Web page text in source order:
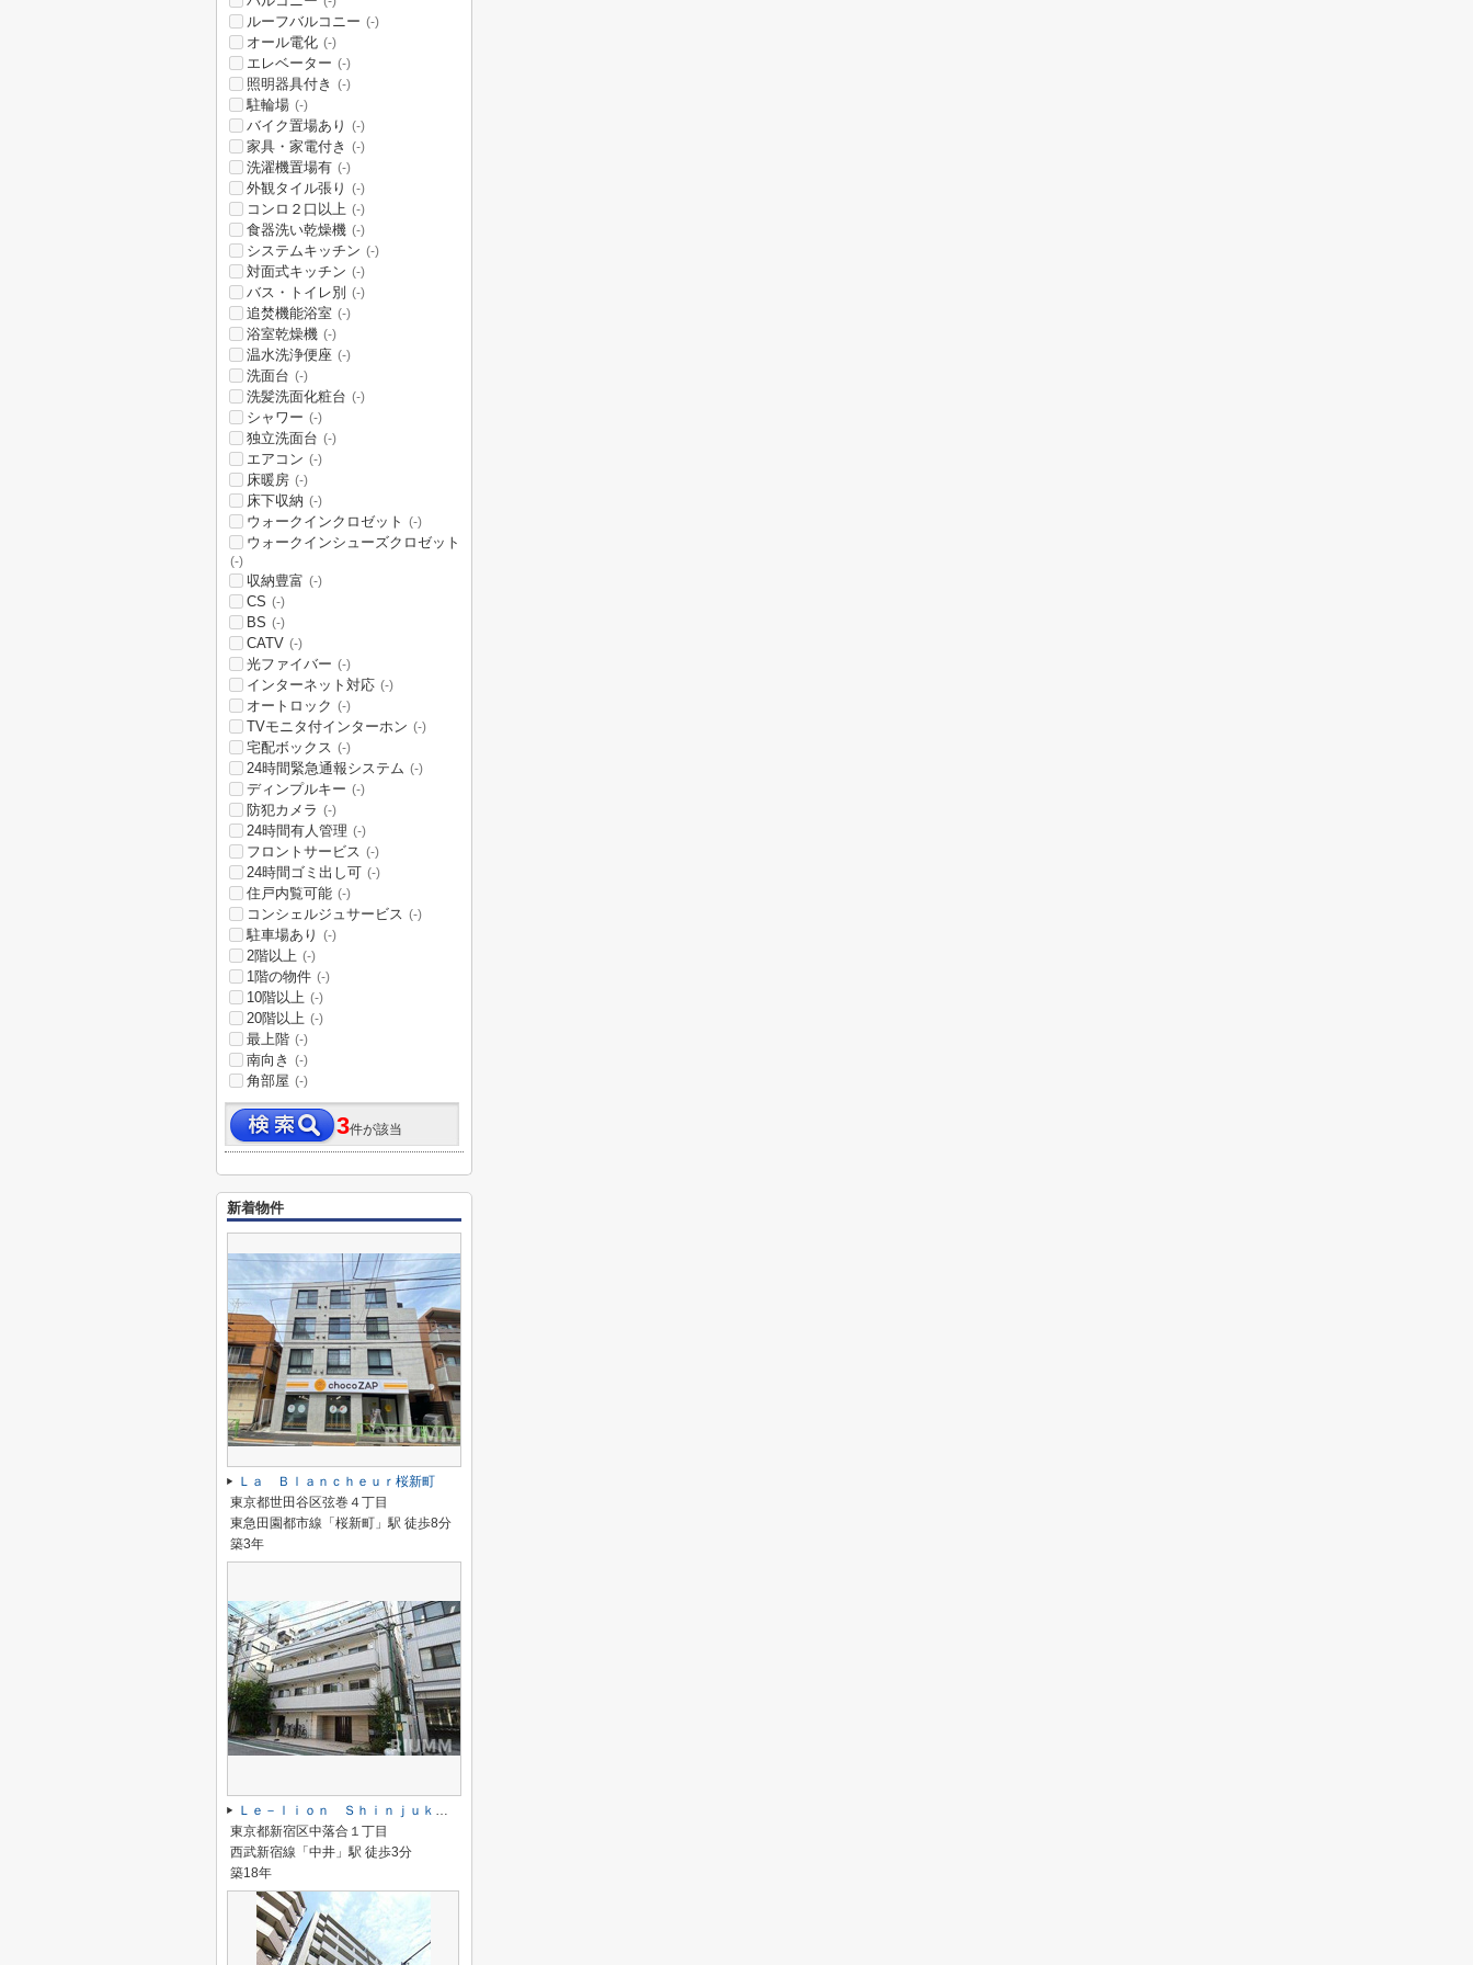
ルーフバルコニー (-)
オール電化 (-)
エレベーター (-)
照明器具付き (-)
駐輪場 (-)
バイク置場あり (-)
家具・家電付き (-)
洗濯機置場有 (-)
外観タイル張り (-)
コンロ２口以上 (-)
食器洗い乾燥機 (-)
システムキッチン (-)
対面式キッチン (-)
バス・トイレ別 (-)
追焚機能浴室 (-)
浴室乾燥機 (-)
温水洗浄便座 (-)
洗面台 (-)
洗髪洗面化粧台 (-)
シャワー (-)
独立洗面台 (-)
エアコン (-)
床暖房 (-)
床下収納 (-)
ウォークインクロゼット (-)
ウォークインシューズクロゼット
(-)
収納豊富 (-)
CS (-)
BS (-)
CATV (-)
光ファイバー (-)
インターネット対応 (-)
オートロック (-)
TVモニタ付インターホン (-)
宅配ボックス (-)
24時間緊急通報システム (-)
ディンプルキー (-)
防犯カメラ (-)
24時間有人管理 (-)
フロントサービス (-)
24時間ゴミ出し可 (-)
住戸内覧可能 (-)
コンシェルジュサービス (-)
駐車場あり (-)
2階以上 (-)
1階の物件 (-)
10階以上 (-)
20階以上 (-)
最上階 (-)
南向き (-)
角部屋 (-)
3件が該当
新着物件
Ｌａ Ｂｌａｎｃｈｅｕｒ桜新町
東京都世田谷区弦巻４丁目
東急田園都市線「桜新町」駅 徒歩8分
築3年
Ｌｅ－ｌｉｏｎ Ｓｈｉｎｊｕｋｕ－Ｏｃｈｉａｉ
東京都新宿区中落合１丁目
西武新宿線「中井」駅 徒歩3分
築18年